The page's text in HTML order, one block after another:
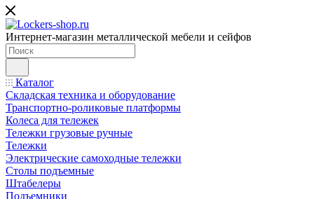
Интернет-магазин металлической мебели и сейфов
Каталог
Складская техника и оборудование
Транспортно-роликовые платформы
Колеса для тележек
Тележки грузовые ручные
Тележки
Электрические самоходные тележки
Столы подъемные
Штабелеры
Подъемники